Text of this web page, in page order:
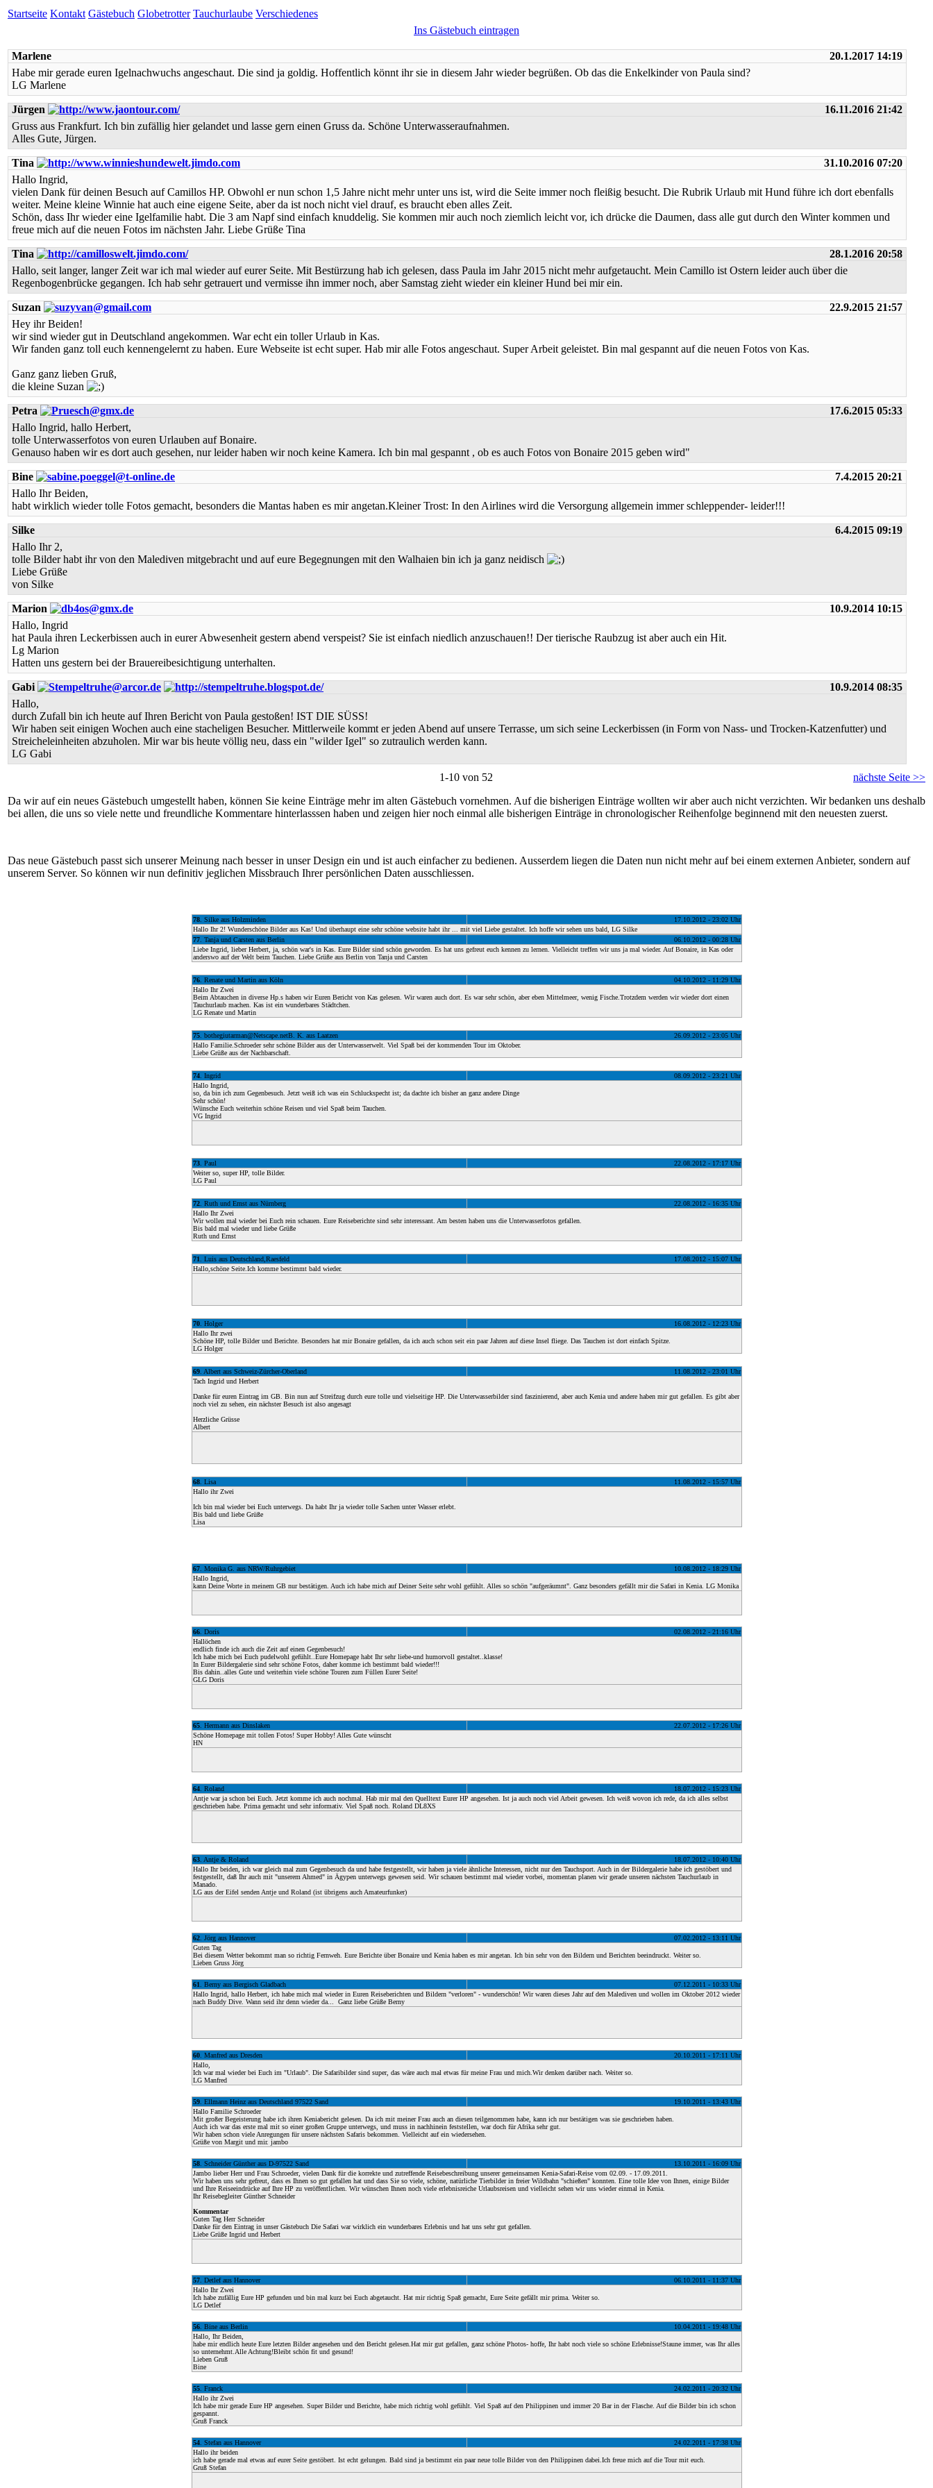
Startseite Kontakt Gästebuch Globetrotter Tauchurlaube Verschiedenes
Ins Gästebuch eintragen
Marlene
20.1.2017 14:19
Habe mir gerade euren Igelnachwuchs angeschaut. Die sind ja goldig. Hoffentlich könnt ihr sie in diesem Jahr wieder begrüßen. Ob das die Enkelkinder von Paula sind?
LG Marlene
Jürgen
16.11.2016 21:42
Gruss aus Frankfurt. Ich bin zufällig hier gelandet und lasse gern einen Gruss da. Schöne Unterwasseraufnahmen.
Alles Gute, Jürgen.
Tina
31.10.2016 07:20
Hallo Ingrid,
vielen Dank für deinen Besuch auf Camillos HP. Obwohl er nun schon 1,5 Jahre nicht mehr unter uns ist, wird die Seite immer noch fleißig besucht. Die Rubrik Urlaub mit Hund führe ich dort ebenfalls
weiter. Meine kleine Winnie hat auch eine eigene Seite, aber da ist noch nicht viel drauf, es braucht eben alles Zeit.
Schön, dass Ihr wieder eine Igelfamilie habt. Die 3 am Napf sind einfach knuddelig. Sie kommen mir auch noch ziemlich leicht vor, ich drücke die Daumen, dass alle gut durch den Winter kommen und
freue mich auf die neuen Fotos im nächsten Jahr. Liebe Grüße Tina
Tina
28.1.2016 20:58
Hallo, seit langer, langer Zeit war ich mal wieder auf eurer Seite. Mit Bestürzung hab ich gelesen, dass Paula im Jahr 2015 nicht mehr aufgetaucht. Mein Camillo ist Ostern leider auch über die
Regenbogenbrücke gegangen. Ich hab sehr getrauert und vermisse ihn immer noch, aber Samstag zieht wieder ein kleiner Hund bei mir ein.
Suzan
22.9.2015 21:57
Hey ihr Beiden!
wir sind wieder gut in Deutschland angekommen. War echt ein toller Urlaub in Kas.
Wir fanden ganz toll euch kennengelernt zu haben. Eure Webseite ist echt super. Hab mir alle Fotos angeschaut. Super Arbeit geleistet. Bin mal gespannt auf die neuen Fotos von Kas.
Ganz ganz lieben Gruß,
die kleine Suzan
Petra
17.6.2015 05:33
Hallo Ingrid, hallo Herbert,
tolle Unterwasserfotos von euren Urlauben auf Bonaire.
Genauso haben wir es dort auch gesehen, nur leider haben wir noch keine Kamera. Ich bin mal gespannt , ob es auch Fotos von Bonaire 2015 geben wird"
Bine
7.4.2015 20:21
Hallo Ihr Beiden,
habt wirklich wieder tolle Fotos gemacht, besonders die Mantas haben es mir angetan.Kleiner Trost: In den Airlines wird die Versorgung allgemein immer schleppender- leider!!!
Silke
6.4.2015 09:19
Hallo Ihr 2,
tolle Bilder habt ihr von den Malediven mitgebracht und auf eure Begegnungen mit den Walhaien bin ich ja ganz neidisch
Liebe Grüße
von Silke
Marion
10.9.2014 10:15
Hallo, Ingrid
hat Paula ihren Leckerbissen auch in eurer Abwesenheit gestern abend verspeist? Sie ist einfach niedlich anzuschauen!! Der tierische Raubzug ist aber auch ein Hit.
Lg Marion
Hatten uns gestern bei der Brauereibesichtigung unterhalten.
Gabi
10.9.2014 08:35
Hallo,
durch Zufall bin ich heute auf Ihren Bericht von Paula gestoßen! IST DIE SÜSS!
Wir haben seit einigen Wochen auch eine stacheligen Besucher. Mittlerweile kommt er jeden Abend auf unsere Terrasse, um sich seine Leckerbissen (in Form von Nass- und Trocken-Katzenfutter) und
Streicheleinheiten abzuholen. Mir war bis heute völlig neu, dass ein "wilder Igel" so zutraulich werden kann.
LG Gabi
1-10 von 52
nächste Seite >>
Da wir auf ein neues Gästebuch umgestellt haben, können Sie keine Einträge mehr im alten Gästebuch vornehmen. Auf die bisherigen Einträge wollten wir aber auch nicht verzichten. Wir bedanken uns deshalb
bei allen, die uns so viele nette und freundliche Kommentare hinterlasssen haben und zeigen hier noch einmal alle bisherigen Einträge in chronologischer Reihenfolge beginnend mit den neuesten zuerst.
Das neue Gästebuch passt sich unserer Meinung nach besser in unser Design ein und ist auch einfacher zu bedienen. Ausserdem liegen die Daten nun nicht mehr auf bei einem externen Anbieter, sondern auf
unserem Server. So können wir nun definitiv jeglichen Missbrauch Ihrer persönlichen Daten ausschliessen.
78. Silke aus Holzminden 17.10.2012 - 23:02 Uhr
Hallo Ihr 2! Wunderschöne Bilder aus Kas! Und überhaupt eine sehr schöne website habt ihr ... mit viel Liebe gestaltet. Ich hoffe wir sehen uns bald, LG Silke
77. Tanja und Carsten aus Berlin
06.10.2012 - 00:28 Uhr
Liebe Ingrid, lieber Herbert, ja, schön war's in Kas. Eure Bilder sind schön geworden. Es hat uns gefreut euch kennen zu lernen. Vielleicht treffen wir uns ja mal wieder. Auf Bonaire, in Kas oder
anderswo auf der Welt beim Tauchen. Liebe Grüße aus Berlin von Tanja und Carsten
76. Renate und Martin aus Köln
04.10.2012 - 11:29 Uhr
Hallo Ihr Zwei
Beim Abtauchen in diverse Hp.s haben wir Euren Bericht von Kas gelesen. Wir waren auch dort. Es war sehr schön, aber eben Mittelmeer, wenig Fische.Trotzdem werden wir wieder dort einen
Tauchurlaub machen. Kas ist ein wunderbares Städtchen.
LG Renate und Martin
75. bothegiutarman@Netscape.netB. K. aus Laatzen
26.09.2012 - 23:05 Uhr
Hallo Familie.Schroeder sehr schöne Bilder aus der Unterwasserwelt. Viel Spaß bei der kommenden Tour im Oktober.
Liebe Grüße aus der Nachbarschaft.
74. Ingrid
08.09.2012 - 23:21 Uhr
Hallo Ingrid,
so, da bin ich zum Gegenbesuch. Jetzt weiß ich was ein Schluckspecht ist; da dachte ich bisher an ganz andere Dinge
Sehr schön!
Wünsche Euch weiterhin schöne Reisen und viel Spaß beim Tauchen.
VG Ingrid
73. Paul
22.08.2012 - 17:17 Uhr
Weiter so, super HP, tolle Bilder.
LG Paul
72. Ruth und Ernst aus Nürnberg
22.08.2012 - 16:35 Uhr
Hallo Ihr Zwei
Wir wollen mal wieder bei Euch rein schauen. Eure Reiseberichte sind sehr interessant. Am besten haben uns die Unterwasserfotos gefallen.
Bis bald mal wieder und liebe Grüße
Ruth und Ernst
71 . Luis aus Deutschland,Raesfeld
17.08.2012 - 15:07 Uhr
Hallo,schöne Seite.Ich komme bestimmt bald wieder.
70. Holger
16.08.2012 - 12:23 Uhr
Hallo Ihr zwei
Schöne HP, tolle Bilder und Berichte. Besonders hat mir Bonaire gefallen, da ich auch schon seit ein paar Jahren auf diese Insel fliege. Das Tauchen ist dort einfach Spitze.
LG Holger
69. Albert aus Schweiz-Zürcher-Oberland
11.08.2012 - 23:01 Uhr
Tach Ingrid und Herbert
Danke für euren Eintrag im GB. Bin nun auf Streifzug durch eure tolle und vielseitige HP. Die Unterwasserbilder sind faszinierend, aber auch Kenia und andere haben mir gut gefallen. Es gibt aber
noch viel zu sehen, ein nächster Besuch ist also angesagt
Herzliche Grüsse
Albert
68. Lisa
11.08.2012 - 15:57 Uhr
Hallo ihr Zwei
Ich bin mal wieder bei Euch unterwegs. Da habt Ihr ja wieder tolle Sachen unter Wasser erlebt.
Bis bald und liebe Grüße
Lisa
67. Monika G. aus NRW/Ruhrgebiet
10.08.2012 - 18:29 Uhr
Hallo Ingrid,
kann Deine Worte in meinem GB nur bestätigen. Auch ich habe mich auf Deiner Seite sehr wohl gefühlt. Alles so schön "aufgeräumnt". Ganz besonders gefällt mir die Safari in Kenia. LG Monika
66. Doris
02.08.2012 - 21:16 Uhr
Hallöchen
endlich finde ich auch die Zeit auf einen Gegenbesuch!
Ich habe mich bei Euch pudelwohl gefühlt..Eure Homepage habt Ihr sehr liebe-und humorvoll gestaltet..klasse!
In Eurer Bildergalerie sind sehr schöne Fotos, daher komme ich bestimmt bald wieder!!!
Bis dahin..alles Gute und weiterhin viele schöne Touren zum Füllen Eurer Seite!
GLG Doris
65. Hermann aus Dinslaken
22.07.2012 - 17:26 Uhr
Schöne Homepage mit tollen Fotos! Super Hobby! Alles Gute wünscht
HN
64. Roland
18.07.2012 - 15:23 Uhr
Antje war ja schon bei Euch. Jetzt komme ich auch nochmal. Hab mir mal den Quelltext Eurer HP angesehen. Ist ja auch noch viel Arbeit gewesen. Ich weiß wovon ich rede, da ich alles selbst
geschrieben habe. Prima gemacht und sehr informativ. Viel Spaß noch. Roland DL8XS
63. Antje & Roland
18.07.2012 - 10:40 Uhr
Hallo Ihr beiden, ich war gleich mal zum Gegenbesuch da und habe festgestellt, wir haben ja viele ähnliche Interessen, nicht nur den Tauchsport. Auch in der Bildergalerie habe ich gestöbert und
festgestellt, daß Ihr auch mit "unserem Ahmed" in Ägypen unterwegs gewesen seid. Wir schauen bestimmt mal wieder vorbei, momentan planen wir gerade unseren nächsten Tauchurlaub in
Manado.
LG aus der Eifel senden Antje und Roland (ist übrigens auch Amateurfunker)
62. Jörg aus Hannover
07.02.2012 - 13:11 Uhr
Guten Tag
Bei diesem Wetter bekommt man so richtig Fernweh. Eure Berichte über Bonaire und Kenia haben es mir angetan. Ich bin sehr von den Bildern und Berichten beeindruckt. Weiter so.
Lieben Gruss Jörg
61 . Berny aus Bergisch Gladbach
07.12.2011 - 10:33 Uhr
Hallo Ingrid, hallo Herbert, ich habe mich mal wieder in Euren Reiseberichten und Bildern "verloren" - wunderschön! Wir waren dieses Jahr auf den Malediven und wollen im Oktober 2012 wieder
nach Buddy Dive. Wann seid ihr denn wieder da...
Ganz liebe Grüße Berny
60. Manfred aus Dresden
20.10.2011 - 17:11 Uhr
Hallo,
Ich war mal wieder bei Euch im "Urlaub". Die Safaribilder sind super, das wäre auch mal etwas für meine Frau und mich.Wir denken darüber nach. Weiter so.
LG Manfred
59. Ellmann Heinz aus Deutschland 97522 Sand
19.10.2011 - 13:43 Uhr
Hallo Familie Schroeder
Mit großer Begeisterung habe ich ihren Keniabericht gelesen. Da ich mit meiner Frau auch an diesen teilgenommen habe, kann ich nur bestätigen was sie geschrieben haben.
Auch ich war das erste mal mit so einer großen Gruppe unterwegs, und muss in nachhinein feststellen, war doch für Afrika sehr gut.
Wir haben schon viele Anregungen für unsere nächsten Safaris bekommen. Vielleicht auf ein wiedersehen.
Grüße von Margit und mir. jambo
58. Schneider Günther aus D-97522 Sand
13.10.2011 - 16:09 Uhr
Jambo lieber Herr und Frau Schroeder, vielen Dank für die korrekte und zutreffende Reisebeschreibung unserer gemeinsamen Kenia-Safari-Reise vom 02.09. - 17.09.2011.
Wir haben uns sehr gefreut, dass es Ihnen so gut gefallen hat und dass Sie so viele, schöne, natürliche Tierbilder in freier Wildbahn "schießen" konnten. Eine tolle Idee von Ihnen, einige Bilder
und Ihre Reiseeindrücke auf Ihre HP zu veröffentlichen. Wir wünschen Ihnen noch viele erlebnisreiche Urlaubsreisen und vielleicht sehen wir uns wieder einmal in Kenia.
Ihr Reisebegleiter Günther Schneider
Kommentar
Guten Tag Herr Schneider
Danke für den Eintrag in unser Gästebuch Die Safari war wirklich ein wunderbares Erlebnis und hat uns sehr gut gefallen.
Liebe Grüße Ingrid und Herbert
57. Detlef aus Hannover
06.10.2011 - 11:37 Uhr
Hallo Ihr Zwei
Ich habe zufällig Eure HP gefunden und bin mal kurz bei Euch abgetaucht. Hat mir richtig Spaß gemacht, Eure Seite gefällt mir prima. Weiter so.
LG Detlef
56. Bine aus Berlin
10.04.2011 - 19:48 Uhr
Hallo, Ihr Beiden,
habe mir endlich heute Eure letzten Bilder angesehen und den Bericht gelesen.Hat mir gut gefallen, ganz schöne Photos- hoffe, Ihr habt noch viele so schöne Erlebnisse!Staune immer, was Ihr alles
so unternehmt.Alle Achtung!Bleibt schön fit und gesund!
Lieben Gruß
Bine
55. Franck
24.02.2011 - 20:32 Uhr
Hallo ihr Zwei
Ich habe mir gerade Eure HP angesehen. Super Bilder und Berichte, habe mich richtig wohl gefühlt. Viel Spaß auf den Philippinen und immer 20 Bar in der Flasche. Auf die Bilder bin ich schon
gespannt.
Gruß Franck
54. Stefan aus Hannover
24.02.2011 - 17:38 Uhr
Hallo ihr beiden
ich habe gerade mal etwas auf eurer Seite gestöbert. Ist echt gelungen. Bald sind ja bestimmt ein paar neue tolle Bilder von den Philippinen dabei.Ich freue mich auf die Tour mit euch.
Gruß Stefan